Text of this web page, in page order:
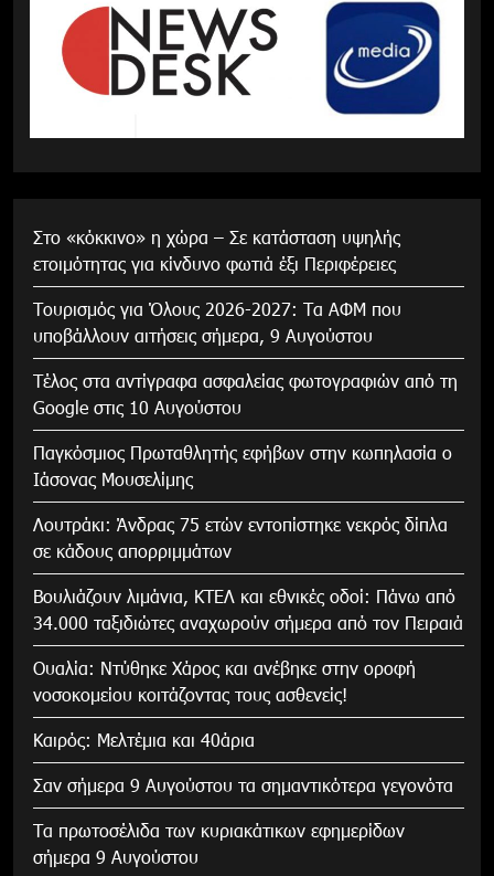
Στο «κόκκινο» η χώρα – Σε κατάσταση υψηλής
ετοιμότητας για κίνδυνο φωτιά έξι Περιφέρειες
Τουρισμός για Όλους 2026-2027: Τα ΑΦΜ που
υποβάλλουν αιτήσεις σήμερα, 9 Αυγούστου
Τέλος στα αντίγραφα ασφαλείας φωτογραφιών από τη
Google στις 10 Αυγούστου
Παγκόσμιος Πρωταθλητής εφήβων στην κωπηλασία ο
Ιάσονας Μουσελίμης
Λουτράκι: Άνδρας 75 ετών εντοπίστηκε νεκρός δίπλα
σε κάδους απορριμμάτων
Βουλιάζουν λιμάνια, ΚΤΕΛ και εθνικές οδοί: Πάνω από
34.000 ταξιδιώτες αναχωρούν σήμερα από τον Πειραιά
Ουαλία: Ντύθηκε Χάρος και ανέβηκε στην οροφή
νοσοκομείου κοιτάζοντας τους ασθενείς!
Καιρός: Μελτέμια και 40άρια
Σαν σήμερα 9 Αυγούστου τα σημαντικότερα γεγονότα
Τα πρωτοσέλιδα των κυριακάτικων εφημερίδων
σήμερα 9 Αυγούστου